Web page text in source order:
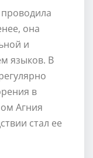
проводила
она
и
языков. В
в
Агния
стал ее